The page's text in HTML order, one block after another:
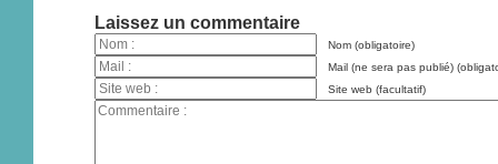
Laissez un commentaire
Nom (obligatoire)
Mail (ne sera pas publié)
Site web (facultatif)